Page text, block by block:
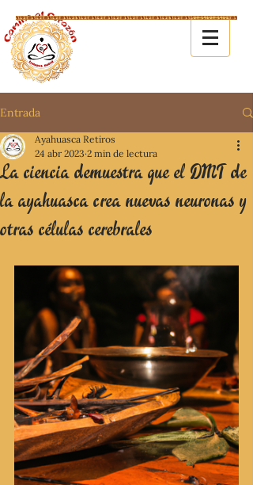
Entrada
La ciencia demuestra que el DMT de
la ayahuasca crea nuevas neuronas y
otras células cerebrales
Ayahuasca Retiros
24 abr 2023 2 min de lectura